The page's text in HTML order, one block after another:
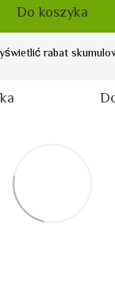
Do koszyka
rabat